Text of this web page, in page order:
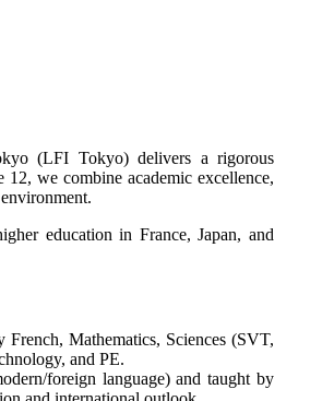
(LFI Tokyo) delivers a rigorous
we combine academic excellence,
education in France, Japan, and
Mathematics, Sciences (SVT,
and PE.
foreign language) and taught by